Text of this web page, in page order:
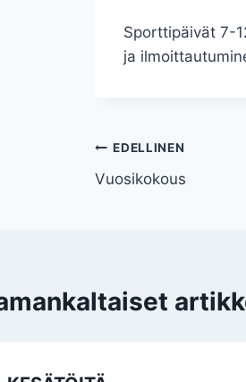
Sporttipäivät 7-
ja
Artikkelien
selaus
EDELLINEN
Vuosikokous